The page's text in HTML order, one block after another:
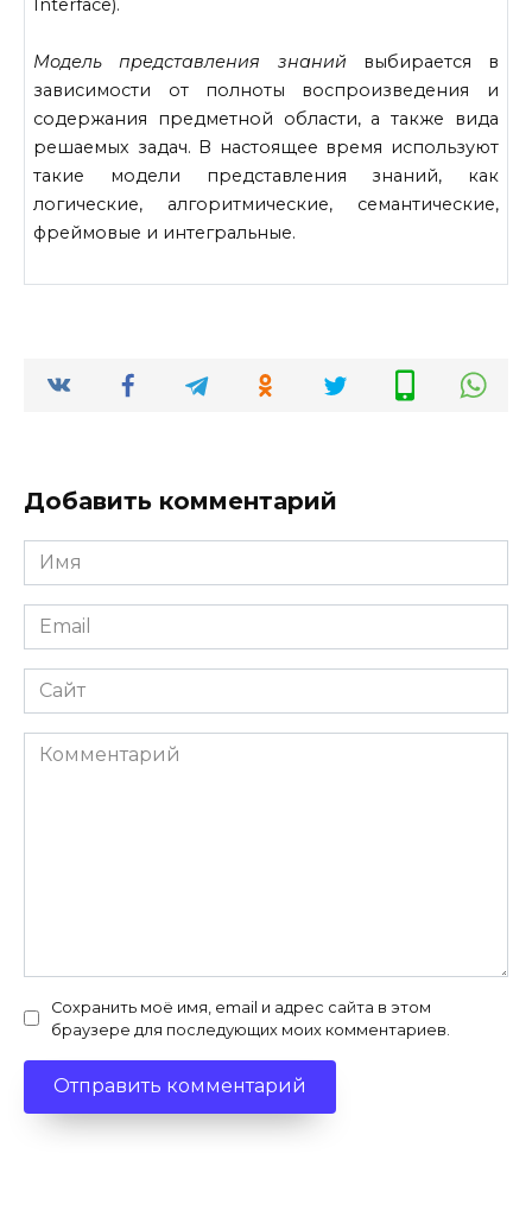
Модель представления знаний выбирается в
зависимости от полно­ты воспроизведения и
содержания предметной области, а также вида
решаемых задач. В настоящее время используют
такие модели пред­ставления знаний, как
логические, алгоритмические, семантические,
фреймовые и интегральные.
Добавить комментарий
Имя
*
Email
*
Сайт
Комментарий
Сохранить моё имя, email и адрес сайта в этом
браузере для последующих моих комментариев.